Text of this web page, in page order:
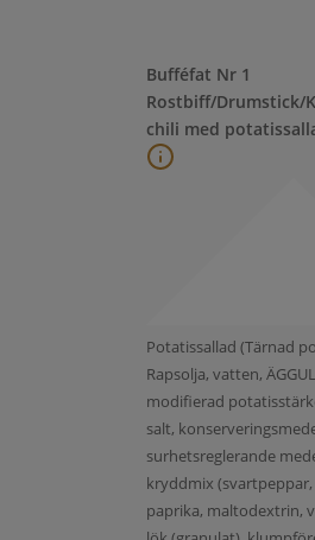
Bufféfat Nr 1
Rostbiff/Drumstick/
chili med
Potatissallad (Tärnad
Rapsolja, vatten,
modifierad
salt,
surhetsreglerande
kryddmix
paprika, maltodextrin,